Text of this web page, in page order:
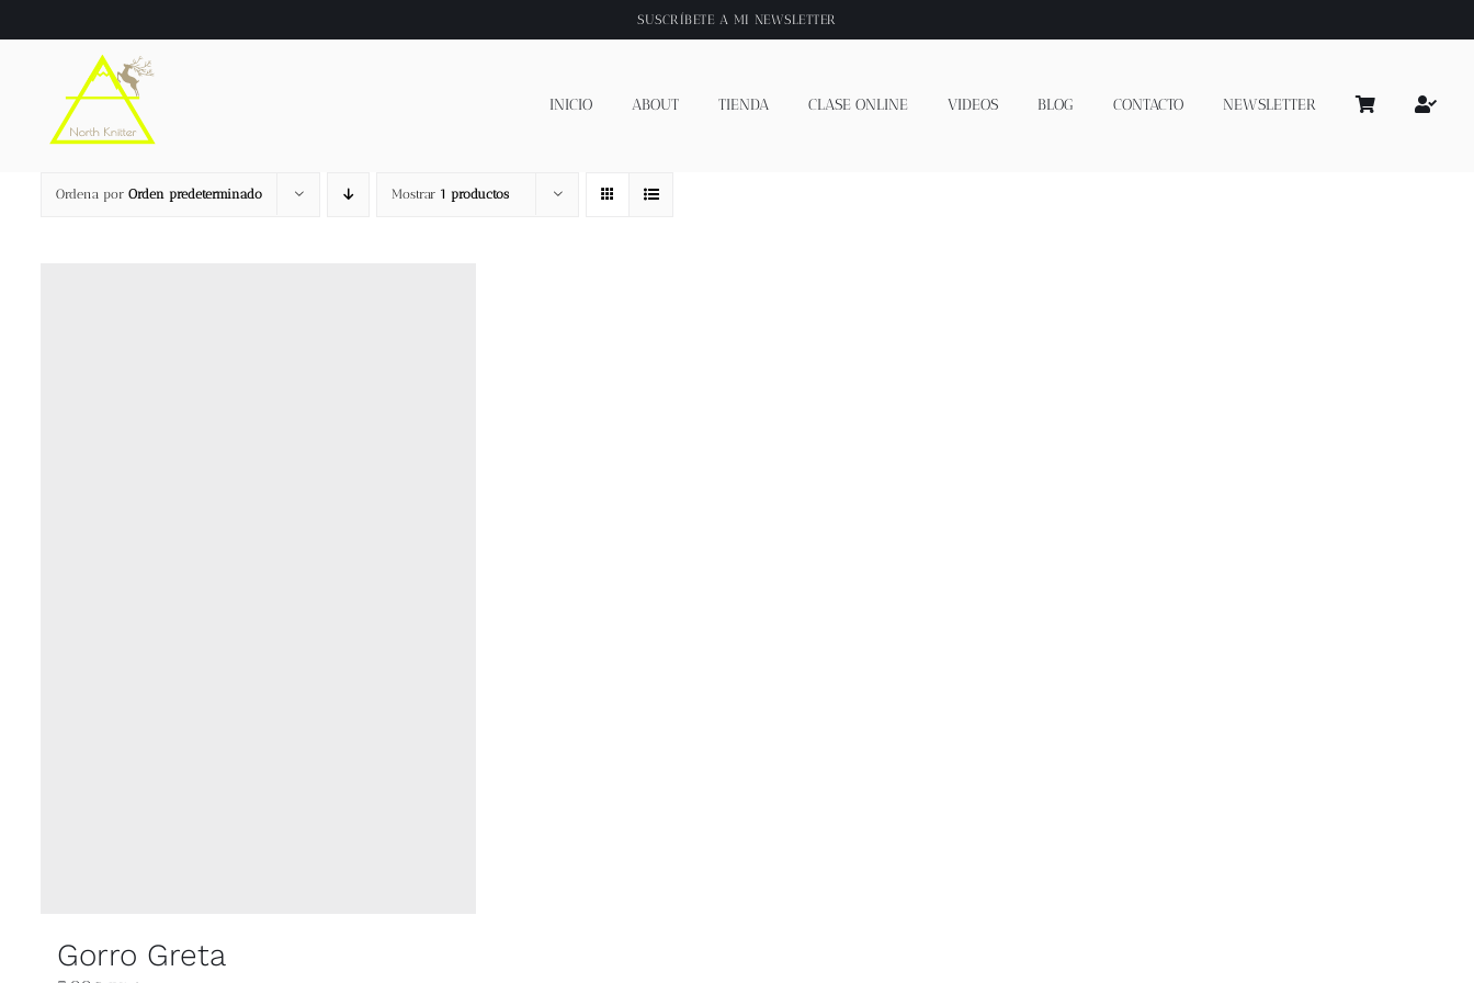
al
SUSCRÍBETE A MI NEWSLETTER
INICIO ABOUT TIENDA CLASE ONLINE VIDEOS BLOG CONTACTO NEWSLETTER
Ordena por Orden predeterminado Mostrar 1 productos
Gorro Greta